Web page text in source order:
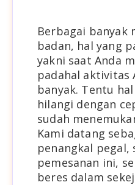
Berbagai banyak
badan, hal yang
yakni saat Anda
padahal aktivitas
banyak. Tentu
hilangi dengan
sudah
Kami datang
penangkal pegal,
pemesanan ini,
beres dalam